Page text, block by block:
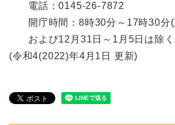
電話：0145-26-7872
開庁時間：8時30分～17時30分
および12月31日～1月5日は除
(令和4(2022)年4月1日 更新)